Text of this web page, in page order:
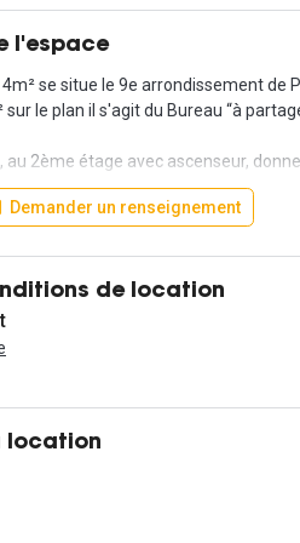
l'espace
se situe le 9e arrondissement
le plan il s'agit du Bureau “à
au 2ème étage avec ascenseur,
ordinateur pour travailler. Pour ce
frigidaire, d'une cafetière
comprend, Internet fibre Orange
un dépôt de garantie de 2 mois sont
des métros Grands Boulevards et
Demander un renseignement
de location
location